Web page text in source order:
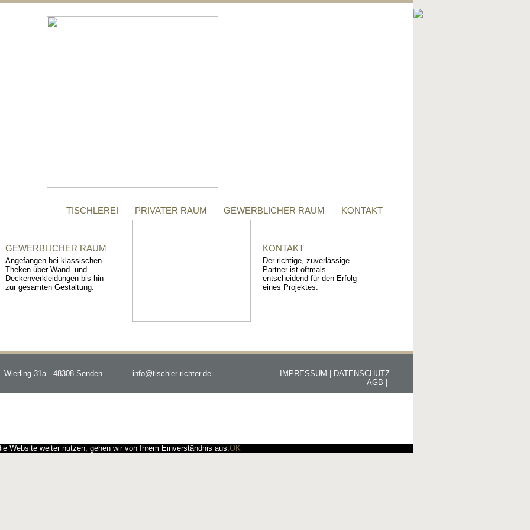
TISCHLEREI PRIVATER RAUM GEWERBLICHER RAUM KONTAKT
GEWERBLICHER RAUM
Angefangen bei klassischen
Theken über Wand- und
Deckenverkleidungen bis hin
zur gesamten Gestaltung.
KONTAKT
Der richtige, zuverlässige
Partner ist oftmals
entscheidend für den Erfolg
eines Projektes.
Wierling 31a - 48308 Senden info@tischler-richter.de DATENSCHUTZ
IMPRESSUM |
AGB |
Website weiter nutzen, gehen wir von Ihrem Einverständnis aus.OK